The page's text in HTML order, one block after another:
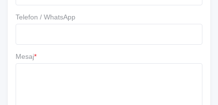
Telefon / WhatsApp
Mesaj*